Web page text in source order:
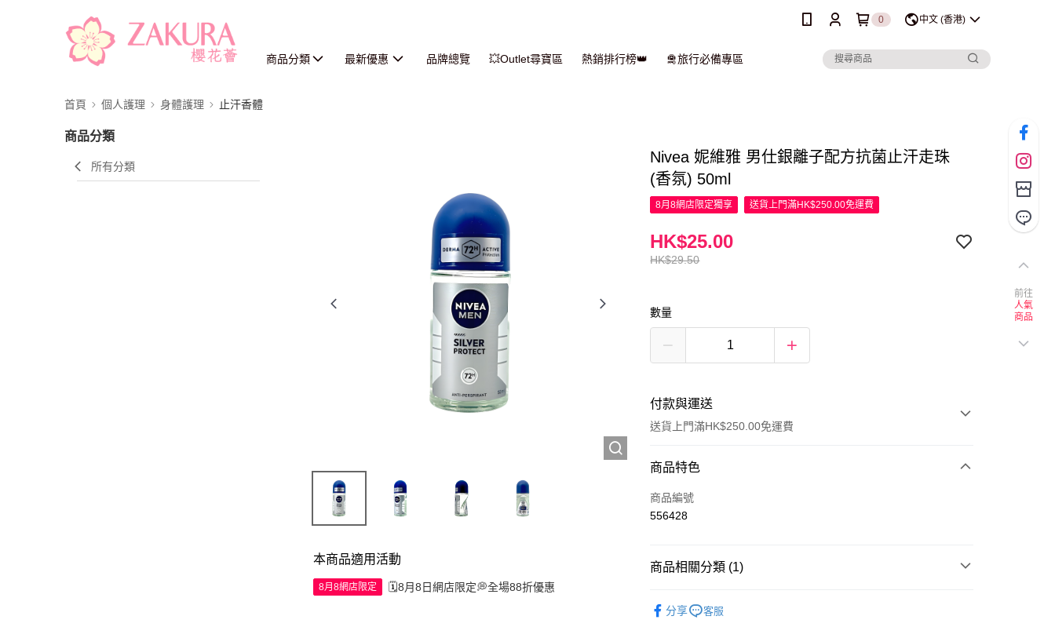
0 中文 (香港)
商品分類 最新優惠 品牌總覽 💥Outlet尋寶區 熱銷排行榜👑 🛅旅行必備專區
首頁 個人護理 身體護理 止汗香體
商品分類
所有分類
本商品適用活動
8月8網店限定 🗓️8月8日網店限定💭全場88折優惠
Nivea 妮維雅 男仕銀離子配方抗菌止汗走珠
(香氛) 50ml
8月8網店限定獨享 送貨上門滿HK$250.00免運費
HK$29.50
HK$25.00
數量
付款與運送
送貨上門滿HK$250.00免運費
付款方式
信用卡
商品特色
商品編號
556428
商品相關分類 (1)
分享
客服
前往
人氣
商品